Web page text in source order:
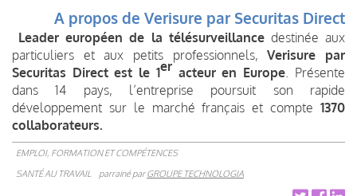
A propos de Verisure par Securitas Direct
Leader européen de la télésurveillancedestinée aux
particuliers et aux petits professionnels,Verisure par
Securitas Direct est le 1er acteur en Europe . Présente
dans 14 pays, l’entreprise poursuit son rapide
développement sur le marché français et compte 1370
collaborateurs.
EMPLOI, FORMATION ET COMPÉTENCES
SANTÉ AU TRAVAIL
parrainé parGROUPE TECHNOLOGIA